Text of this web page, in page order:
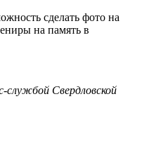
сделать фото на
на память в
службой Свердловской